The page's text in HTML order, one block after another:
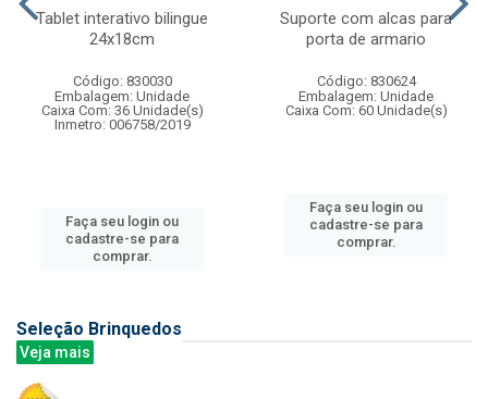
Tablet interativo bilingue
24x18cm
Código: 830030
Embalagem: Unidade
Caixa Com: 36 Unidade(s)
Inmetro: 006758/2019
Faça seu login ou
cadastre-se para
comprar.
Suporte com alcas para
porta de armario
Código: 830624
Embalagem: Unidade
Caixa Com: 60 Unidade(s)
Faça seu login ou
cadastre-se para
comprar.
Seleção Brinquedos
Veja mais